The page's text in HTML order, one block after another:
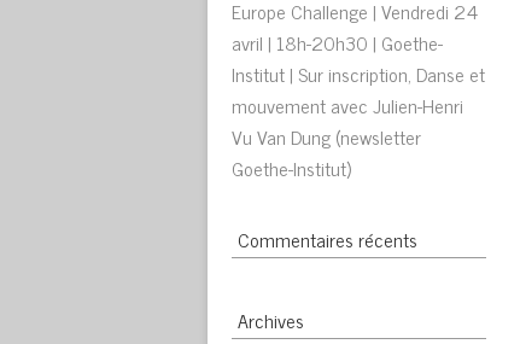
Europe Challenge | Vendredi 24
avril | 18h-20h30 | Goethe-
Institut | Sur inscription, Danse et
mouvement avec Julien-Henri
Vu Van Dung (newsletter
Goethe-Institut)
Commentaires récents
Archives